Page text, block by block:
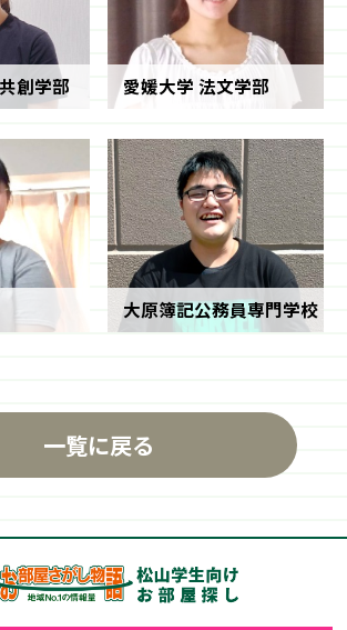
創学部 愛媛大学 法文学部
大原簿記公務員専門学校
一覧に戻る